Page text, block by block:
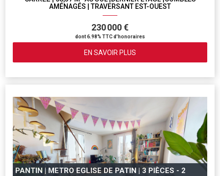
AMÉNAGÉS | TRAVERSANT EST-OUEST
230 000 €
dont 6.98% TTC d'honoraires
EN SAVOIR PLUS
PANTIN | METRO EGLISE DE PATIN | 3 PIÈCES - 2